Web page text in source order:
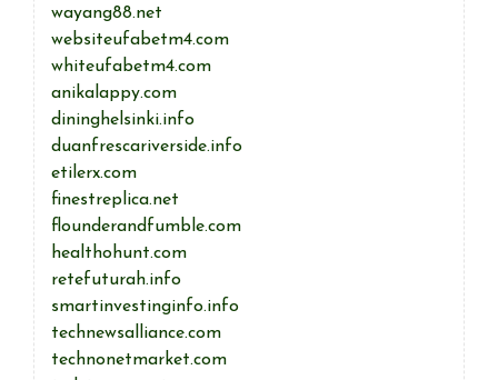
wayang88.net
websiteufabetm4.com
whiteufabetm4.com
anikalappy.com
dininghelsinki.info
duanfrescariverside.info
etilerx.com
finestreplica.net
flounderandfumble.com
healthohunt.com
retefuturah.info
smartinvestinginfo.info
technewsalliance.com
technonetmarket.com